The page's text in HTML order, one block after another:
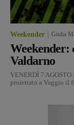
Weekender Giulia
Weekender:
Valdarno
VENERDÌ 7 AGOSTO
proiettato a Vaggio il